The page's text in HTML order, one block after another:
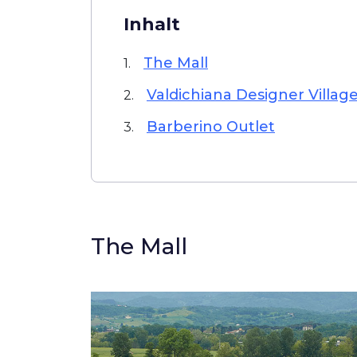
Inhalt
1. The Mall
2. Valdichiana Designer
3. Barberino Outlet
The Mall